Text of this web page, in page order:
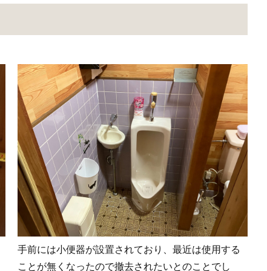
手前には小便器が設置されており、最近は使用する
ことが無くなったので撤去されたいとのことでし